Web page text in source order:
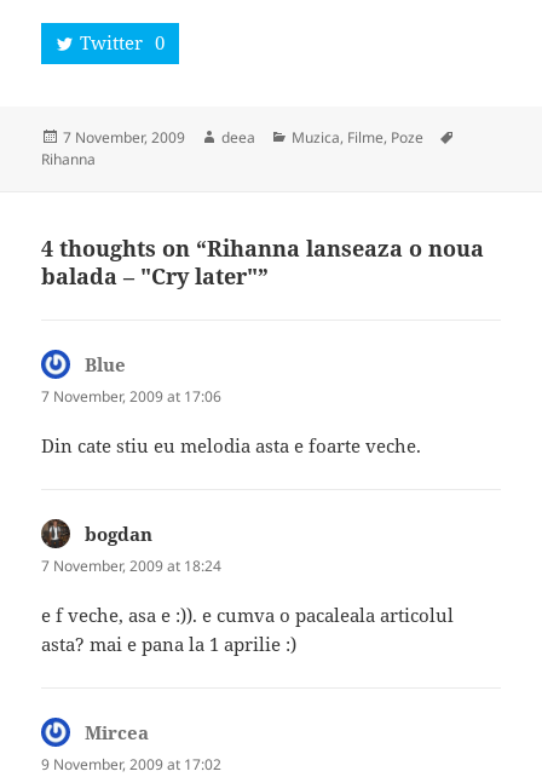
Twitter 0
Posted
on
7 November, 2009 Author
deea Categories
Muzica, Filme, Poze
Rihanna
4 thoughts on “Rihanna lanseaza o noua
balada – "Cry later"”
Blue
7 November, 2009 at 17:06
Din cate stiu eu melodia asta e foarte veche.
bogdan
7 November, 2009 at 18:24
e f veche, asa e :)). e cumva o pacaleala articolul
asta? mai e pana la 1 aprilie :)
Mircea
9 November, 2009 at 17:02